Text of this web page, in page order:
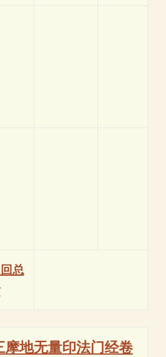
总
摩地无量印法门经卷